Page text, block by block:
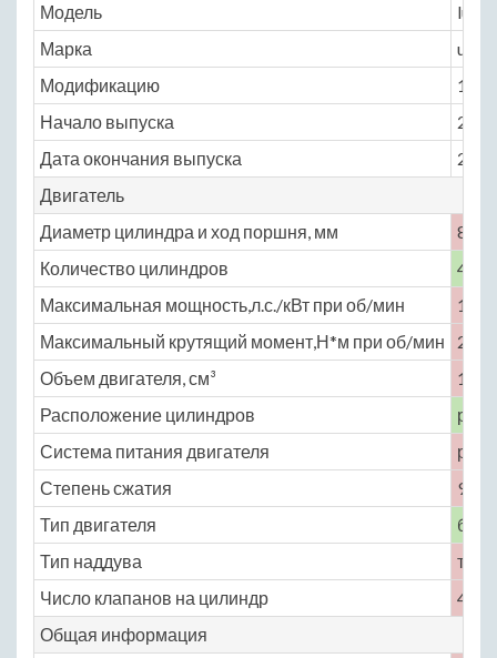
Модель
Марка
Модификацию
1.8
Начало выпуска
2013
Дата окончания выпуска
2016
Двигатель
Диаметр цилиндра и ход поршня, мм
86 ×
Количество цилиндров
4
Максимальная мощность,л.с./кВт при об/мин
150
Максимальный крутящий момент,Н*м при об/мин
230
Объем двигателя, см³
1798
Расположение цилиндров
Система питания двигателя
Степень сжатия
9
Тип двигателя
Тип наддува
Число клапанов на цилиндр
4
Общая информация